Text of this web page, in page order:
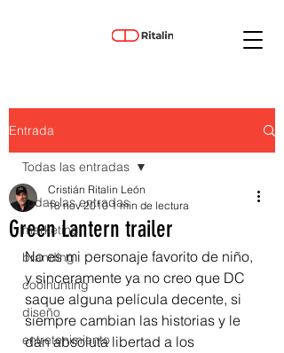
Entrada
Todas las entradas
marketing
branding
coolhunting
diseño
entretenimiento
Todas las entradas
Green Lantern trailer
Cristián Ritalin León
18 nov 2010 1 min de lectura
No es mi personaje favorito de niño,
y sinceramente ya no creo que DC
saque alguna película decente, si
siempre cambian las historias y le
dan absoluta libertad a los